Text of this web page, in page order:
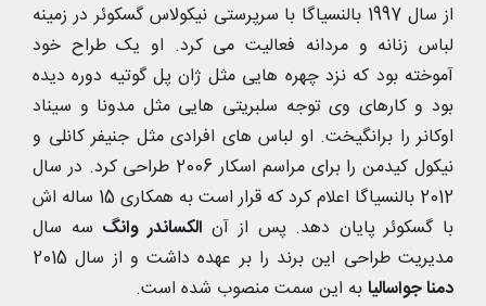
از سال 1997 بالنسیاگا با سرپرستی نیکولاس گسکوئر در زمینه
لباس زنانه و مردانه فعالیت می کرد. او یک طراح خود
آموخته بود که نزد چهره هایی مثل ژان پل گوتیه دوره دیده
بود و کارهای وی توجه سلبریتی هایی مثل مدونا و سیناد
اوکانر را برانگیخت. او لباس های افرادی مثل جنیفر کانلی و
نیکول کیدمن را برای مراسم اسکار 2006 طراحی کرد. در سال
2012 بالنسیاگا اعلام کرد که قرار است به همکاری 15 ساله اش
با گسکوئر پایان دهد. پس از آن الکساندر وانگ سه سال
مدیریت طراحی این برند را بر عهده داشت و از سال 2015
دمنا جواسالیابه این سمت منصوب شده است.